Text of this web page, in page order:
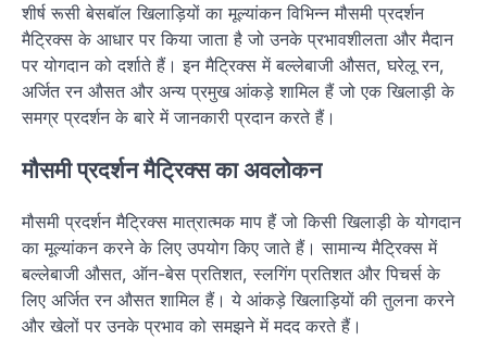
शीर्ष रूसी बेसबॉल खिलाड़ियों का मूल्यांकन विभिन्न मौसमी प्रदर्शन
मैट्रिक्स के आधार पर किया जाता है जो उनके प्रभावशीलता और मैदान
पर योगदान को दर्शाते हैं। इन मैट्रिक्स में बल्लेबाजी औसत, घरेलू रन,
अर्जित रन औसत और अन्य प्रमुख आंकड़े शामिल हैं जो एक खिलाड़ी के
समग्र प्रदर्शन के बारे में जानकारी प्रदान करते हैं।
मौसमी प्रदर्शन मैट्रिक्स का अवलोकन
मौसमी प्रदर्शन मैट्रिक्स मात्रात्मक माप हैं जो किसी खिलाड़ी के योगदान
का मूल्यांकन करने के लिए उपयोग किए जाते हैं। सामान्य मैट्रिक्स में
बल्लेबाजी औसत, ऑन-बेस प्रतिशत, स्लगिंग प्रतिशत और पिचर्स के
लिए अर्जित रन औसत शामिल हैं। ये आंकड़े खिलाड़ियों की तुलना करने
और खेलों पर उनके प्रभाव को समझने में मदद करते हैं।